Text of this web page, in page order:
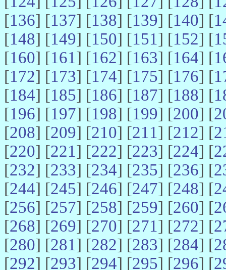
[136] [137] [138] [139] [140] [
[148] [149] [150] [151] [152] [
[160] [161] [162] [163] [164] [
[172] [173] [174] [175] [176] [
[184] [185] [186] [187] [188] [
[196] [197] [198] [199] [200] [
[208] [209] [210] [211] [212] [
[220] [221] [222] [223] [224] [
[232] [233] [234] [235] [236] [
[244] [245] [246] [247] [248] [
[256] [257] [258] [259] [260] [
[268] [269] [270] [271] [272] [
[280] [281] [282] [283] [284] [
[292] [293] [294] [295] [296] [